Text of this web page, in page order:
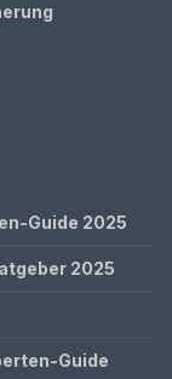
Guide 2025
2025
Guide